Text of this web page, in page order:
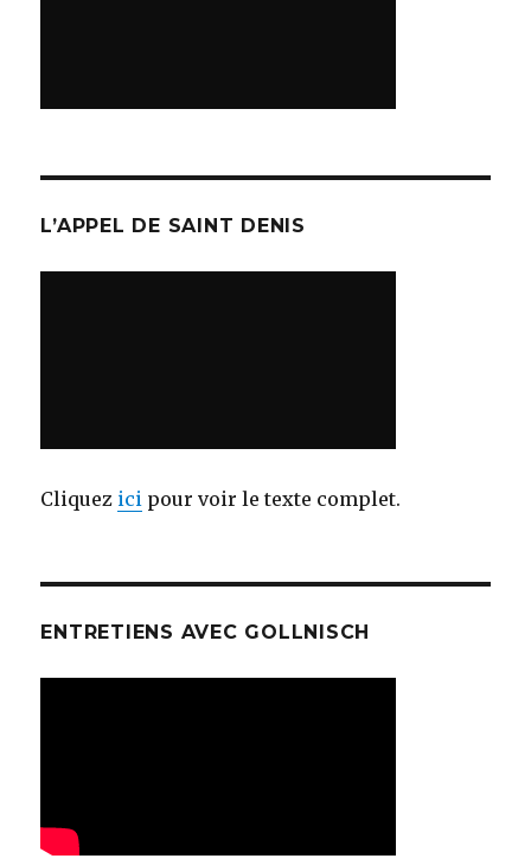
L’APPEL DE SAINT DENIS
Cliquez ici pour voir le texte complet.
ENTRETIENS AVEC GOLLNISCH